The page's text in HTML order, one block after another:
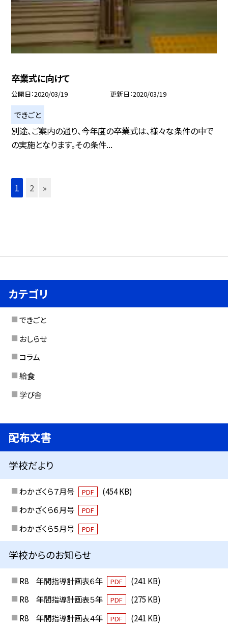
卒業式に向けて
公開日 2020/03/19 更新日 2020/03/19
できごと
別途、ご案内の通り、今年度の卒業式は、様々な条件の中で
の実施となります。その条件...
1 2 »
カテゴリ
できごと
おしらせ
コラム
給食
学び舎
配布文書
学校だより
わかざくら７月号 PDF
(454 KB)
わかざくら６月号
PDF
わかざくら５月号 PDF
学校からのお知らせ
R8 年間指導計画表６年 PDF
(241 KB)
R8 年間指導計画表５年
PDF
(275 KB)
R8 年間指導計画表４年
PDF
(241 KB)